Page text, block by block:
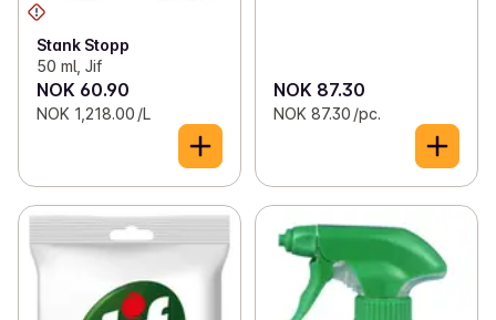
Stank Stopp
50 ml, Jif
NOK 60.90
NOK 1,218.00 /L
NOK 87.30
NOK 87.30 /pc.